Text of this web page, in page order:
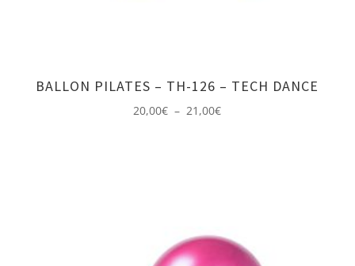
BALLON PILATES – TH-126 – TECH DANCE
20,00€ – 21,00€Plage